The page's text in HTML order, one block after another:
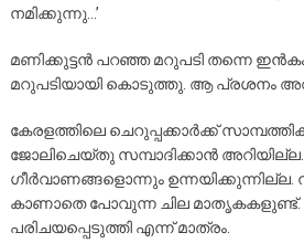
നമിക്കുന്നു…’
മണിക്കുട്ടൻ പറഞ്ഞ മറുപടി തന്നെ
മറുപടിയായി കൊടുത്തു. ആ പ്രശനം
കേരളത്തിലെ ചെറുപ്പക്കാർക്ക്
ജോലിചെയ്തു സമ്പാദിക്കാൻ
ഗീർവാണങ്ങളൊന്നും ഉന്നയിക്കുന്നില്ല.
കാണാതെ പോവുന്ന ചില മാതൃകകളുണ്ട്.
പരിചയപ്പെടുത്തി എന്ന് മാത്രം.